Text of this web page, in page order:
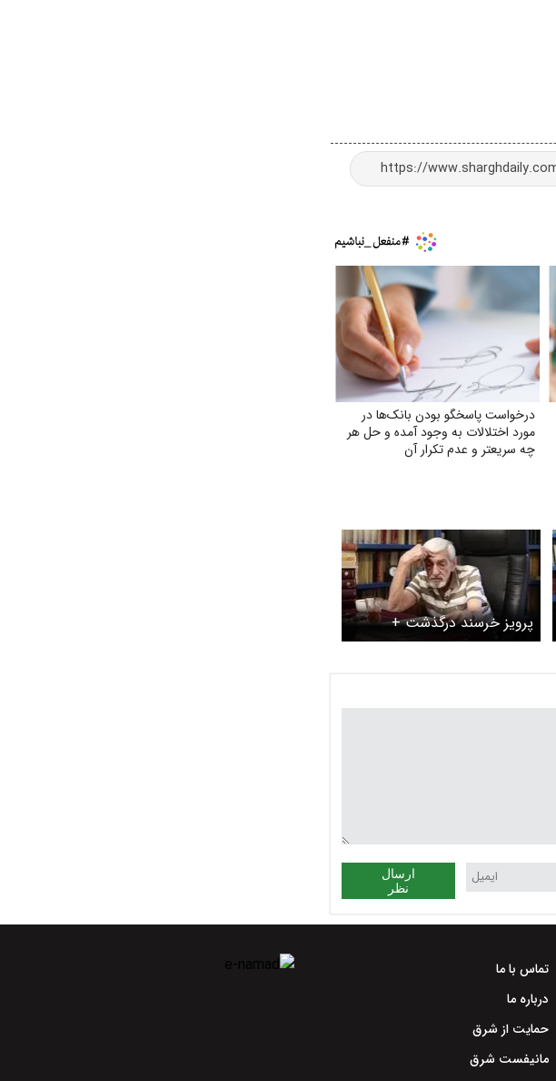
درخواست پاسخگو بودن بانک‌ها در
مورد اختلالات به وجود آمده و حل هر
چه سریعتر و عدم تکرار آن
پرویز خرسند درگذشت +
بیوگرافی و سوابق
ارسال
نظر
تماس با ما
درباره ما
حمایت از شرق
مانیفست شرق